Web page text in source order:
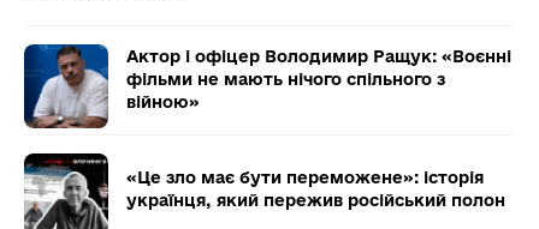
Актор і офіцер Володимир Ращук: «Воєнні
фільми не мають нічого спільного з
війною»
«Це зло має бути переможене»: історія
українця, який пережив російський полон